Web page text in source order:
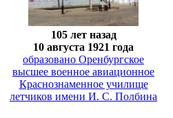
105 лет назад
10 августа 1921 года
образовано Оренбургское
высшее военное авиационное
Краснознаменное училище
летчиков имени И. С. Полбина